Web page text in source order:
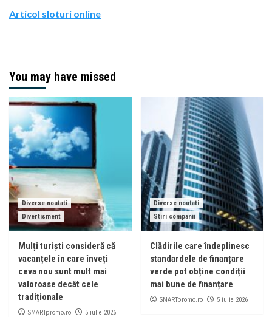
Articol sloturi online
You may have missed
Diverse noutati
Divertisment
Mulți turiști consideră că
vacanțele în care înveți
ceva nou sunt mult mai
valoroase decât cele
tradiționale
SMARTpromo.ro 5 iulie 2026
Diverse noutati
Stiri companii
Clădirile care îndeplinesc
standardele de finanțare
verde pot obține condiții
mai bune de finanțare
SMARTpromo.ro 5 iulie 2026